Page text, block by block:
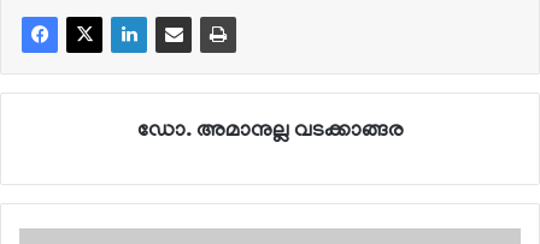
ഡോ. അമാനുല്ല വടക്കാങ്ങര